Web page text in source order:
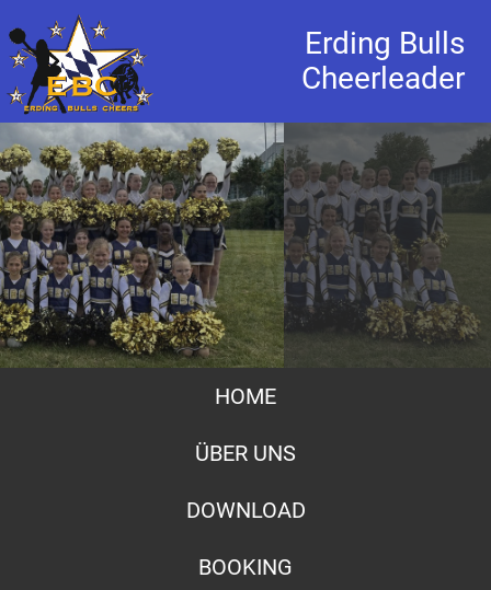
Erding Bulls
Cheerleader
HOME
ÜBER UNS
DOWNLOAD
BOOKING